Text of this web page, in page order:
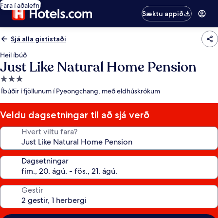
Fara í aðalefni
Sæktu appið
Sjá alla gististaði
Heil íbúð
Just Like Natural Home Pension
3.0
stjörnu
Íbúðir í fjöllunum í Pyeongchang, með eldhúskrókum
Veldu dagsetningar til að sjá verð
Hvert viltu fara?
Dagsetningar
Gestir